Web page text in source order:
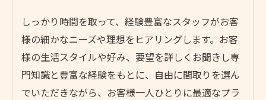
しっかり時間を取って、経験豊富なスタッフがお客
様の細かなニーズや理想をヒアリングします。お客
様の生活スタイルや好み、要望を詳しくお聞きし専
門知識と豊富な経験をもとに、自由に間取りを選ん
でいただきながら、お客様一人ひとりに最適なプラ